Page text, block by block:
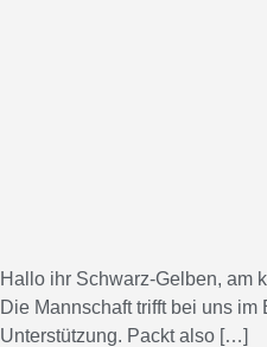
Hallo ihr Schwarz-Gelben, am
Die Mannschaft trifft bei uns
Unterstützung. Packt also […]